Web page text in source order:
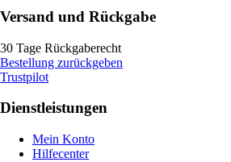
Versand und Rückgabe
30 Tage Rückgaberecht
Bestellung zurückgeben
Trustpilot
Dienstleistungen
Mein Konto
Hilfecenter